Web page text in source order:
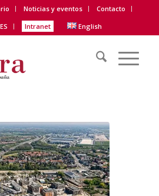
Noticias y eventos
Contacto
Intranet English